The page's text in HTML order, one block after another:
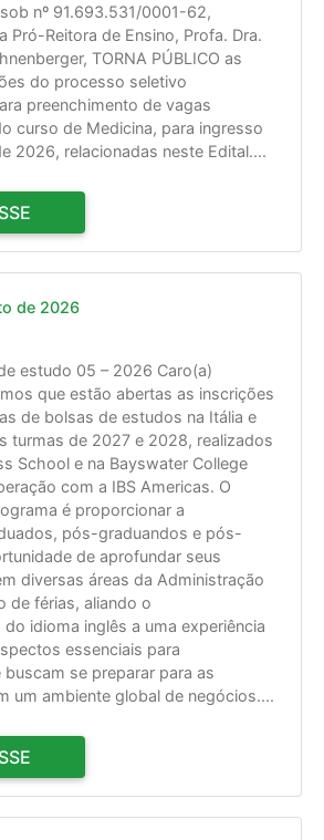
nº 91.693.531/0001-62,
Pró-Reitora de Ensino, Profa. Dra.
TORNA PÚBLICO as
do processo seletivo
preenchimento de vagas
curso de Medicina, para ingresso
2026, relacionadas neste Edital....
de 2026
estudo 05 – 2026 Caro(a)
que estão abertas as inscrições
de bolsas de estudos na Itália e
turmas de 2027 e 2028, realizados
School e na Bayswater College
com a IBS Americas. O
é proporcionar a
pós-graduandos e pós-
de aprofundar seus
diversas áreas da Administração
de férias, aliando o
idioma inglês a uma experiência
essenciais para
se preparar para as
um ambiente global de negócios....